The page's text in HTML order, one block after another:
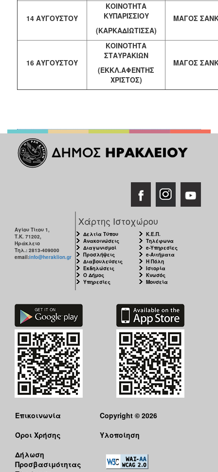
14 ΑΥΓΟΥΣΤΟΥ
ΚΟΙΝΟΤΗΤΑ
ΚΥΠΑΡΙΣΣΙΟΥ
(ΚΑΡΚΑΔΙΩΤΙΣΣΑ)
ΜΑΓΟΣ
16 ΑΥΓΟΥΣΤΟΥ
ΚΟΙΝΟΤΗΤΑ
ΣΤΑΥΡΑΚΙΩΝ
(ΕΚΚΛ.ΑΦΕΝΤΗΣ
ΧΡΙΣΤΟΣ)
ΜΑΓΟΣ
Αγίου Τίτου 1,
Τ.Κ. 71202,
Ηράκλειο
Τηλ.: 2813-409000
email:info@heraklion.gr
Χάρτης Ιστοχώρου
Δελτία Τύπου
Ανακοινώσεις
Διαγωνισμοί
Προσλήψεις
Διαβουλεύσεις
Εκδηλώσεις
Ο Δήμος
Υπηρεσίες
Κ.Ε.Π.
Τηλέφωνα
e-Υπηρεσίες
e-Αιτήματα
Η Πόλη
Ιστορία
Κνωσός
Μουσεία
Επικοινωνία
Όροι Χρήσης
Δήλωση
Προσβασιμότητας
Copyright © 2026
Υλοποίηση